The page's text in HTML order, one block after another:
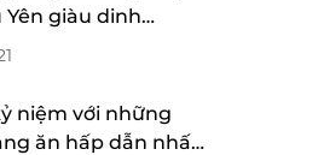
Yên giàu dinh
niệm với những
ăn hấp dẫn nhất